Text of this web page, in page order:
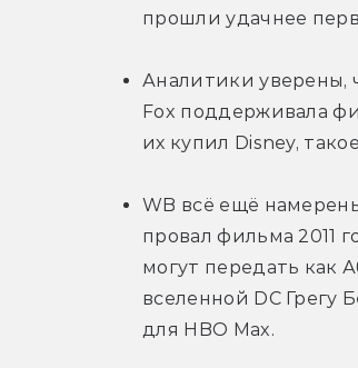
прошли удачнее
Аналитики уверены,
Fox поддерживала
их купил Disney,
WB всё ещё
провал фильма 2011
могут передать как
вселенной DC Грегу
для HBO Max.